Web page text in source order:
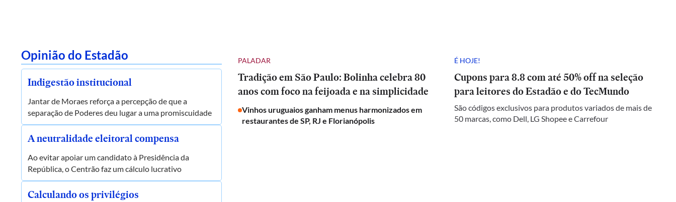
Opinião do Estadão
Indigestão institucional
Jantar de Moraes reforça a percepção de que a
separação de Poderes deu lugar a uma promiscuidade
A neutralidade eleitoral compensa
Ao evitar apoiar um candidato à Presidência da
República, o Centrão faz um cálculo lucrativo
Calculando os privilégios
PALADAR
Tradição em São Paulo: Bolinha celebra 80
anos com foco na feijoada e na simplicidade
Vinhos uruguaios ganham menus harmonizados em
restaurantes de SP, RJ e Florianópolis
É HOJE!
Cupons para 8.8 com até 50% off na seleção
para leitores do Estadão e do TecMundo
São códigos exclusivos para produtos variados de mais de
50 marcas, como Dell, LG Shopee e Carrefour